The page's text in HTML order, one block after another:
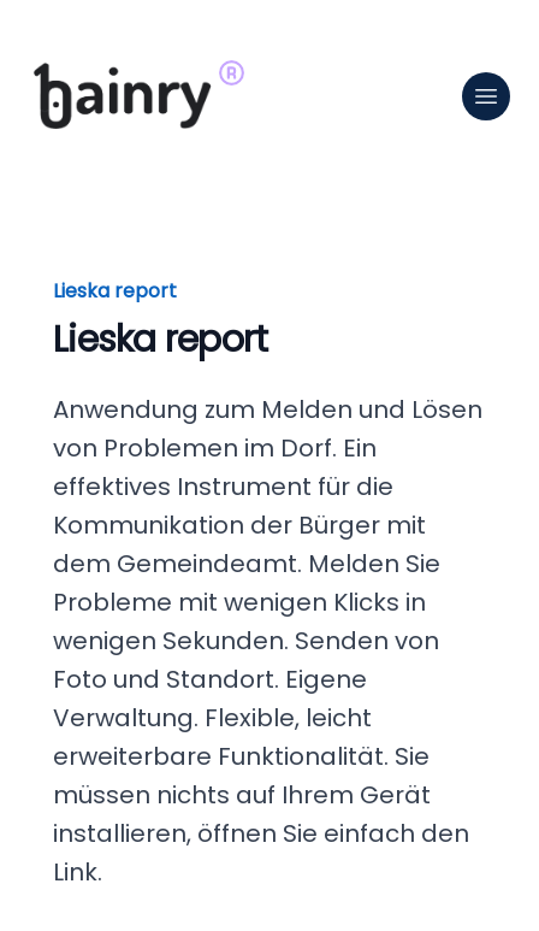
Lieska report
Lieska report
Anwendung zum Melden und Lösen
von Problemen im Dorf. Ein
effektives Instrument für die
Kommunikation der Bürger mit
dem Gemeindeamt. Melden Sie
Probleme mit wenigen Klicks in
wenigen Sekunden. Senden von
Foto und Standort. Eigene
Verwaltung. Flexible, leicht
erweiterbare Funktionalität. Sie
müssen nichts auf Ihrem Gerät
installieren, öffnen Sie einfach den
Link.